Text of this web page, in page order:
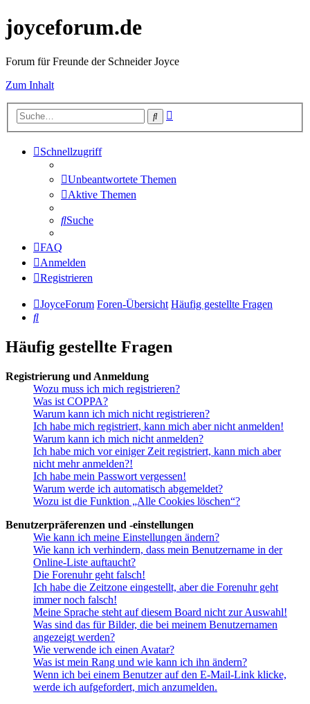
joyceforum.de
Forum für Freunde der Schneider Joyce
Zum Inhalt
Suche
Schnellzugriff
Unbeantwortete Themen
Aktive Themen
Suche
FAQ
Anmelden
Registrieren
JoyceForum Foren-Übersicht Häufig gestellte Fragen
Suche
Häufig gestellte Fragen
Registrierung und Anmeldung
Wozu muss ich mich registrieren?
Was ist COPPA?
Warum kann ich mich nicht registrieren?
Ich habe mich registriert, kann mich aber nicht anmelden!
Warum kann ich mich nicht anmelden?
Ich habe mich vor einiger Zeit registriert, kann mich aber
nicht mehr anmelden?!
Ich habe mein Passwort vergessen!
Warum werde ich automatisch abgemeldet?
Wozu ist die Funktion „Alle Cookies löschen“?
Benutzerpräferenzen und -einstellungen
Wie kann ich meine Einstellungen ändern?
Wie kann ich verhindern, dass mein Benutzername in der
Online-Liste auftaucht?
Die Forenuhr geht falsch!
Ich habe die Zeitzone eingestellt, aber die Forenuhr geht
immer noch falsch!
Meine Sprache steht auf diesem Board nicht zur Auswahl!
Was sind das für Bilder, die bei meinem Benutzernamen
angezeigt werden?
Wie verwende ich einen Avatar?
Was ist mein Rang und wie kann ich ihn ändern?
Wenn ich bei einem Benutzer auf den E-Mail-Link klicke,
werde ich aufgefordert, mich anzumelden.